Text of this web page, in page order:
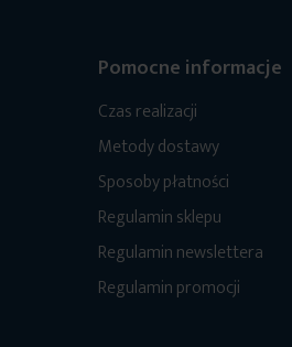
Pomocne informacje
Czas realizacji
Metody dostawy
Sposoby płatności
Regulamin sklepu
Regulamin newslettera
Regulamin promocji